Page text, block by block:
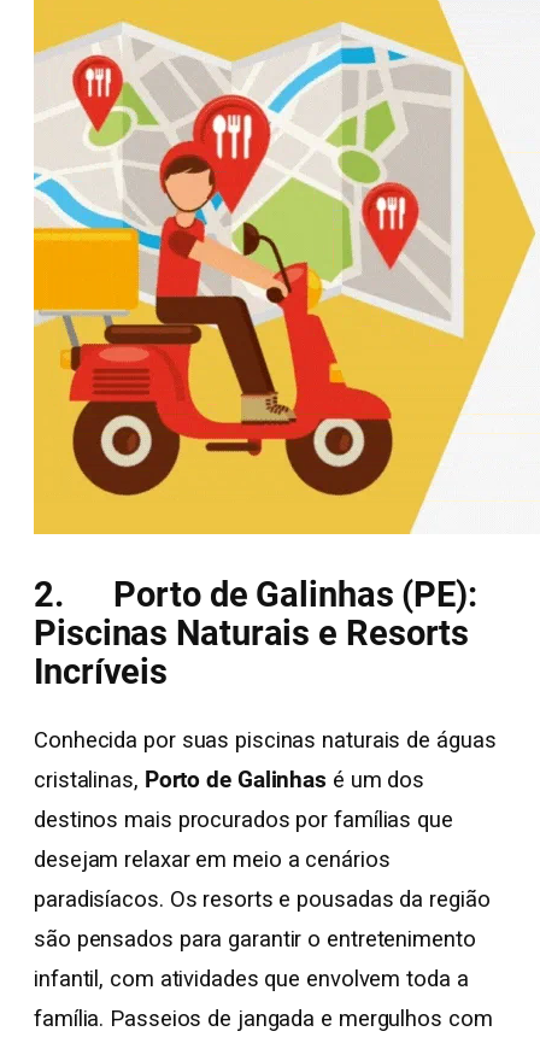
2. Porto de Galinhas (PE):
Piscinas Naturais e Resorts
Incríveis
Conhecida por suas piscinas naturais de águas
cristalinas, Porto de Galinhas é um dos
destinos mais procurados por famílias que
desejam relaxar em meio a cenários
paradisíacos. Os resorts e pousadas da região
são pensados para garantir o entretenimento
infantil, com atividades que envolvem toda a
família. Passeios de jangada e mergulhos com